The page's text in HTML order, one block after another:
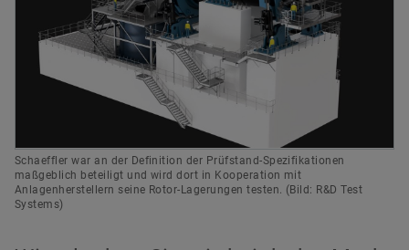
Schaeffler war an der Definition der Prüfstand-Spezifikationen
maßgeblich beteiligt und wird dort in Kooperation mit
Anlagenherstellern seine Rotor-Lagerungen testen. (Bild: R&D Test
Systems)